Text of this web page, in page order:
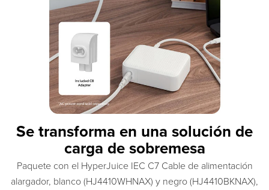
Se transforma en una solución de
carga de sobremesa
Paquete con el HyperJuice IEC C7 Cable de alimentación
alargador, blanco (HJ4410WHNAX) y negro (HJ4410BKNAX),